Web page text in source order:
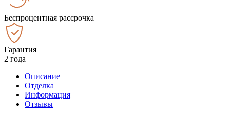
Беспроцентная рассрочка
Гарантия
2 года
Описание
Отделка
Информация
Отзывы